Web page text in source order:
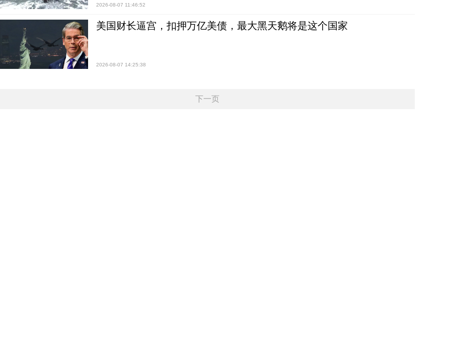
2026-08-07 11:46:52
美国财长逼宫，扣押万亿美债，最大黑天鹅将是这个国家
2026-08-07 14:25:38
下一页